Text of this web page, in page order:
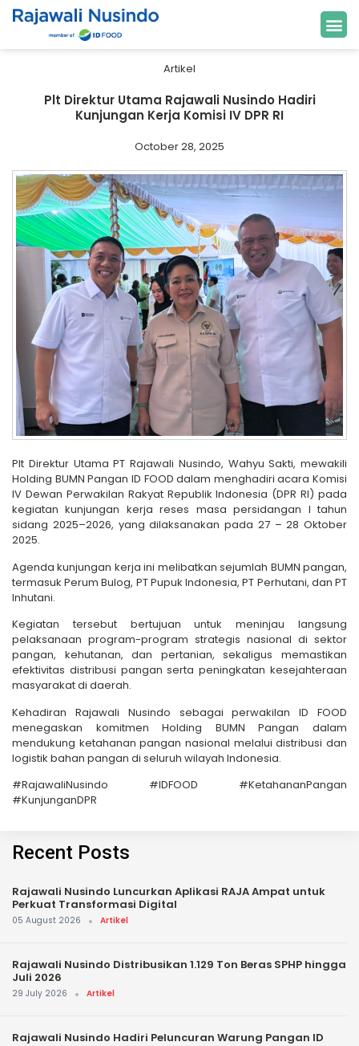
Artikel
Plt Direktur Utama Rajawali Nusindo Hadiri
Kunjungan Kerja Komisi IV DPR RI
October 28, 2025
Plt Direktur Utama PT Rajawali Nusindo, Wahyu Sakti, mewakili
Holding BUMN Pangan ID FOOD dalam menghadiri acara Komisi
IV Dewan Perwakilan Rakyat Republik Indonesia (DPR RI) pada
kegiatan kunjungan kerja reses masa persidangan I tahun
sidang 2025–2026, yang dilaksanakan pada 27 – 28 Oktober
2025.
Agenda kunjungan kerja ini melibatkan sejumlah BUMN pangan,
termasuk Perum Bulog, PT Pupuk Indonesia, PT Perhutani, dan PT
Inhutani.
Kegiatan tersebut bertujuan untuk meninjau langsung
pelaksanaan program-program strategis nasional di sektor
pangan, kehutanan, dan pertanian, sekaligus memastikan
efektivitas distribusi pangan serta peningkatan kesejahteraan
masyarakat di daerah.
Kehadiran Rajawali Nusindo sebagai perwakilan ID FOOD
menegaskan komitmen Holding BUMN Pangan dalam
mendukung ketahanan pangan nasional melalui distribusi dan
logistik bahan pangan di seluruh wilayah Indonesia.
#RajawaliNusindo #IDFOOD #KetahananPangan
#KunjunganDPR
Recent Posts
Rajawali Nusindo Luncurkan Aplikasi RAJA Ampat untuk
Perkuat Transformasi Digital
05 August 2026 Artikel
Rajawali Nusindo Distribusikan 1.129 Ton Beras SPHP hingga
Juli 2026
29 July 2026 Artikel
Rajawali Nusindo Hadiri Peluncuran Warung Pangan ID